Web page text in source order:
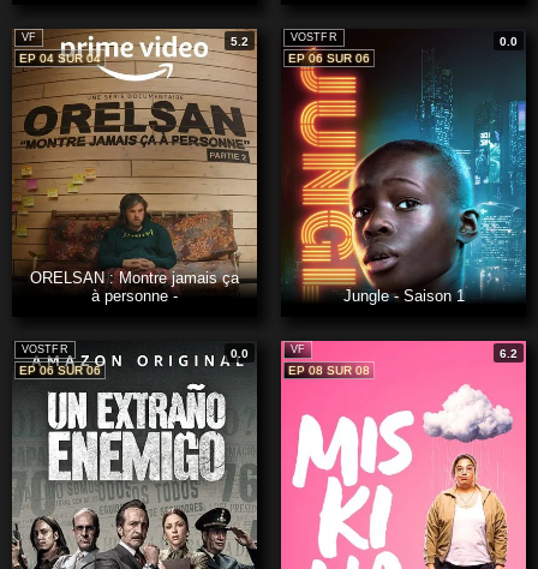
VF
5.2
EP 04 SUR 04
ORELSAN : Montre jamais ça
à personne -
VOSTFR
0.0
EP 06 SUR 06
Jungle - Saison 1
VOSTFR
0.0
EP 06 SUR 06
VF
6.2
EP 08 SUR 08